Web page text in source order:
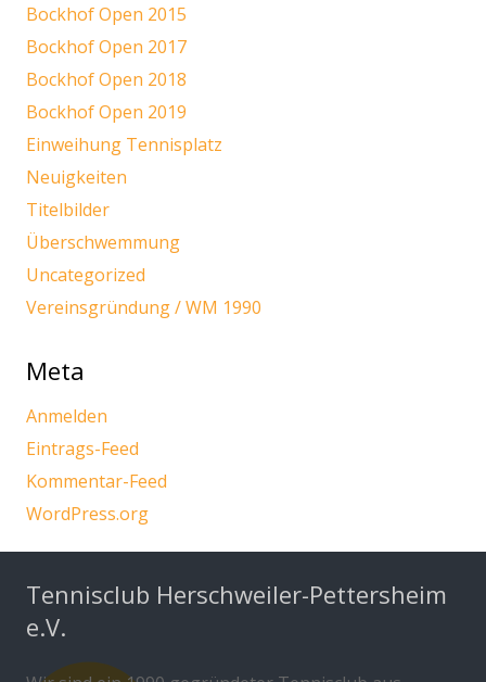
Bockhof Open 2015
Bockhof Open 2017
Bockhof Open 2018
Bockhof Open 2019
Einweihung Tennisplatz
Neuigkeiten
Titelbilder
Überschwemmung
Uncategorized
Vereinsgründung / WM 1990
Meta
Anmelden
Eintrags-Feed
Kommentar-Feed
WordPress.org
Tennisclub Herschweiler-Pettersheim
e.V.